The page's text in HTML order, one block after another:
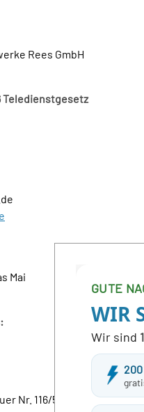
Rees GmbH
Teledienstgesetz
Mai
Nr. 116/5717/2403
GUTE
WIR
Wir sind